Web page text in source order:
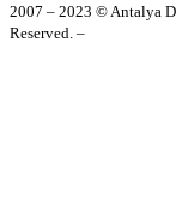
2007 – 2023 © Antalya
Reserved. –